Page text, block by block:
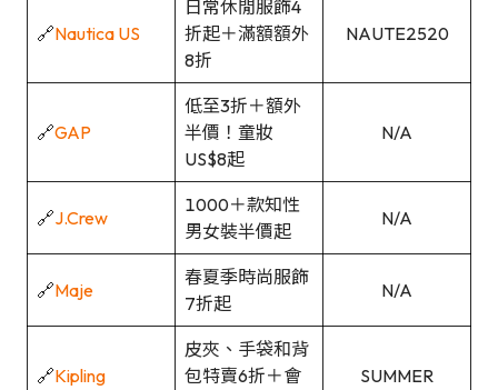
🔗Nautica US
日常休閒服飾4
折起＋滿額額外
8折
NAUTE2520
🔗GAP
低至3折＋額外
半價！童妝
US$8起
N/A
🔗J.Crew
1000＋款知性
男女裝半價起
N/A
🔗Maje
春夏季時尚服飾
7折起
N/A
🔗Kipling
皮夾、手袋和背
包特賣6折＋會
SUMMER